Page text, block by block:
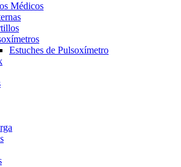
Médicos
Estuches de Pulsoxímetro